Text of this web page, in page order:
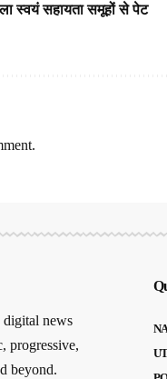
स्वयं सहायता समूहों से पेट
digital news
progressive,
beyond.